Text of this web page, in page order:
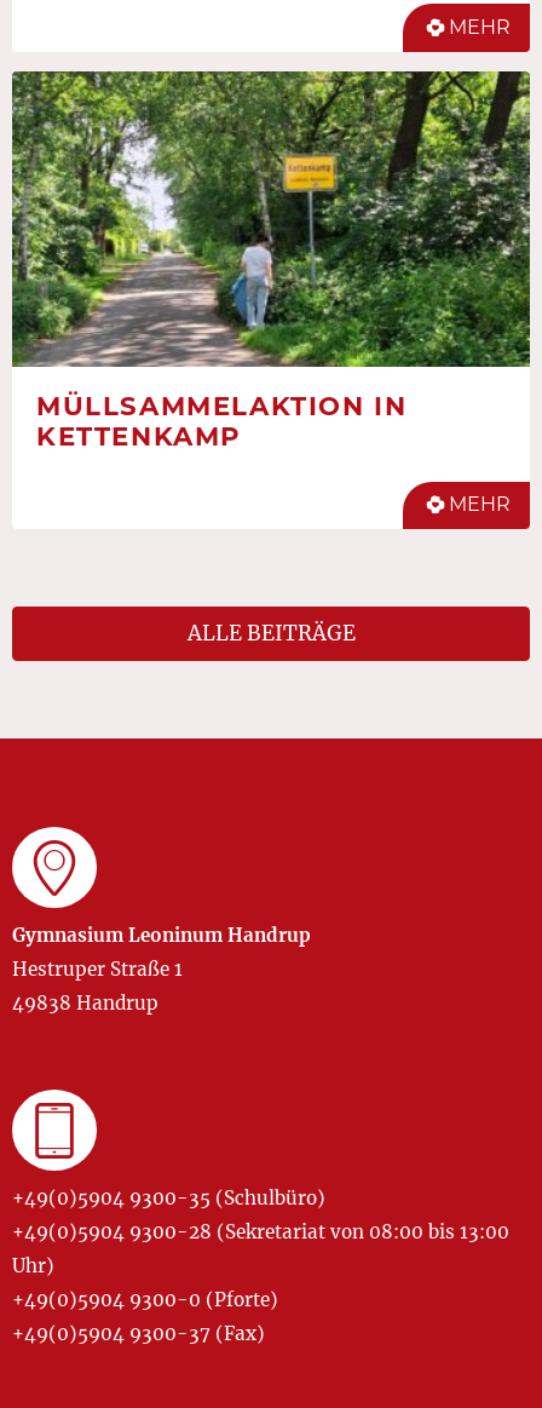
MEHR
MÜLLSAMMELAKTION IN
KETTENKAMP
MEHR
ALLE BEITRÄGE
Gymnasium Leoninum Handrup
Hestruper Straße 1
49838 Handrup
+49(0)5904 9300-35 (Schulbüro)
+49(0)5904 9300-28 (Sekretariat von 08:00 bis 13:00
Uhr)
+49(0)5904 9300-0 (Pforte)
+49(0)5904 9300-37 (Fax)